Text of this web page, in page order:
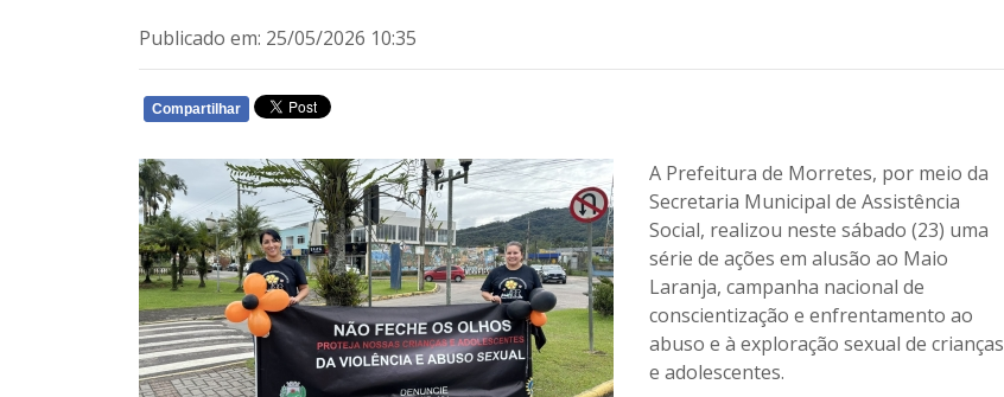
Publicado em: 25/05/2026 10:35
Compartilhar
A Prefeitura de Morretes, por meio da
Secretaria Municipal de Assistência
Social, realizou neste sábado (23) uma
série de ações em alusão ao Maio
Laranja, campanha nacional de
conscientização e enfrentamento ao
abuso e à exploração sexual de crianças
e adolescentes.